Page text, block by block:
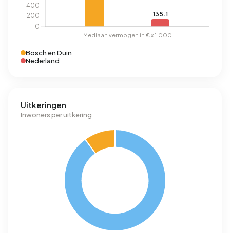
Bosch en Duin
Nederland
Uitkeringen
Inwoners per uitkering